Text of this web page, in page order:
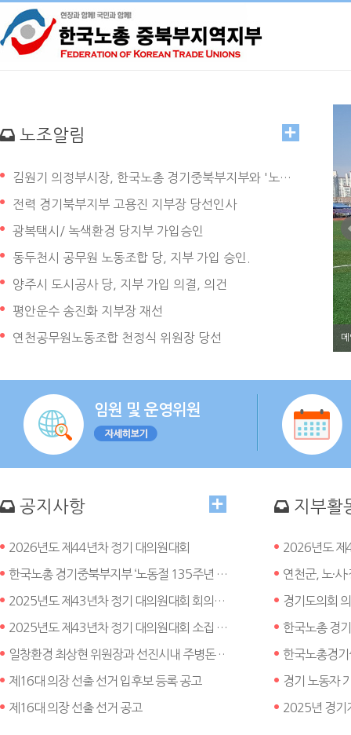
노조알림
김원기 의정부시장, 한국노총 경기중북부지부와 '노동 현안·지역 발전' 협력 논의
전력 경기북부지부 고용진 지부장 당선인사
광복택시/ 녹색환경 당지부 가입승인
동두천시 공무원 노동조합 당, 지부 가입 승인.
양주시 도시공사 당, 지부 가입 의결, 의건
평안운수 송진화 지부장 재선
연천공무원노동조합 천정식 위원장 당선
임원 및 운영위원
공지사항
2026년도 제44년차 정기 대의원대회
한국노총 경기중북부지부 ‘노동절 135주년 기념대회’개최
2025년도 제43년차 정기 대의원대회 회의자료
2025년도 제43년차 정기 대의원대회 소집 공고
일창환경 최상현 위원장과 선진시내 주병돈 위원장 당선,
제16대 의장 선출 선거 입후보 등록 공고
제16대 의장 선출 선거 공고
지부활
2026년도 제
연천군, 노·사
경기 노동자
2025년 경기